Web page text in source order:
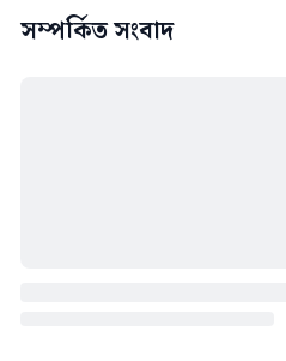
সম্পর্কিত সংবাদ